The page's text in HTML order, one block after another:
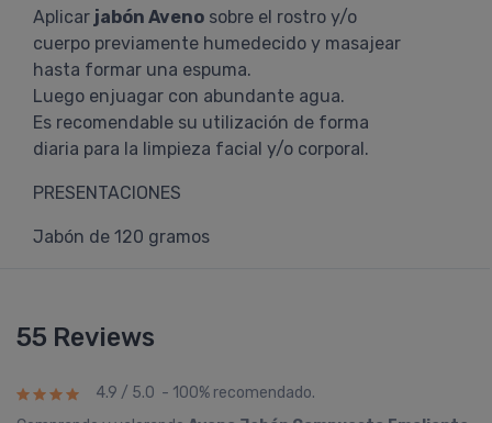
Aplicar jabón Aveno sobre el rostro y/o
cuerpo previamente humedecido y masajear
hasta formar una espuma.
Luego enjuagar con abundante agua.
Es recomendable su utilización de forma
diaria para la limpieza facial y/o corporal.
PRESENTACIONES
Jabón de 120 gramos
55 Reviews
4.9 / 5.0 - 100% recomendado.